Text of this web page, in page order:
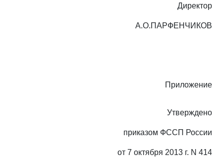
Директор
А.О.ПАРФЕНЧИКОВ
Приложение
Утверждено
приказом ФССП России
от 7 октября 2013 г. N 414